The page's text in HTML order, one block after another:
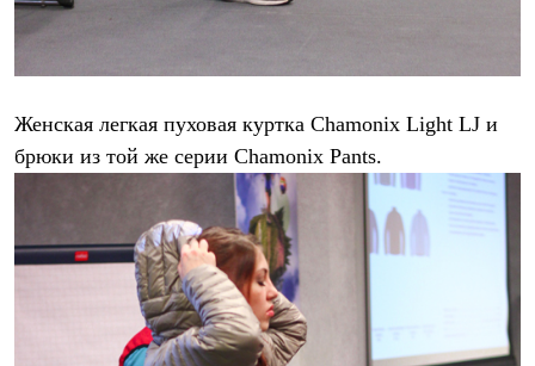
Женская легкая пуховая куртка Chamonix Light LJ и
брюки из той же серии Chamonix Pants.